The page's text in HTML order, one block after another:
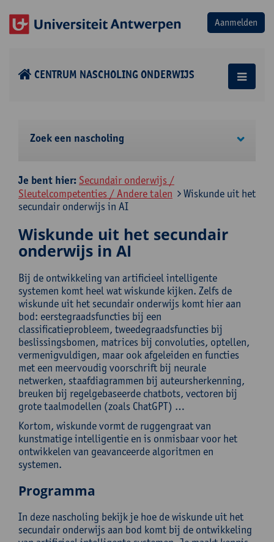
CENTRUM NASCHOLING ONDERWIJS
Zoek een nascholing
Je bent hier: Secundair onderwijs /
Sleutelcompetenties / Andere talen
Wiskunde uit het
secundair onderwijs in AI
Wiskunde uit het secundair
onderwijs in AI
Bij de ontwikkeling van artificieel intelligente
systemen komt heel wat wiskunde kijken. Zelfs de
wiskunde uit het secundair onderwijs komt hier aan
bod: eerstegraadsfuncties bij een
classificatieprobleem, tweedegraadsfuncties bij
beslissingsbomen, matrices bij convoluties, optellen,
vermenigvuldigen, maar ook afgeleiden en functies
met een meervoudig voorschrift bij neurale
netwerken, staafdiagrammen bij auteursherkenning,
breuken bij regelgebaseerde chatbots, vectoren bij
grote taalmodellen (zoals ChatGPT) …
Kortom, wiskunde vormt de ruggengraat van
kunstmatige intelligentie en is onmisbaar voor het
ontwikkelen van geavanceerde algoritmen en
systemen.
Programma
In deze nascholing bekijk je hoe de wiskunde uit het
secundair onderwijs aan bod komt bij de ontwikkeling